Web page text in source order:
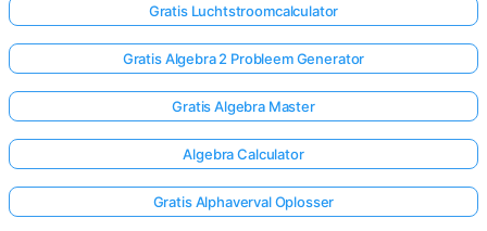
Gratis Luchtstroomcalculator
Gratis Algebra 2 Probleem Generator
Gratis Algebra Master
Algebra Calculator
Gratis Alphaverval Oplosser